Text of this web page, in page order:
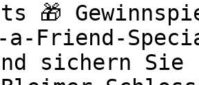
🎁
a-Friend-
sichern Sie